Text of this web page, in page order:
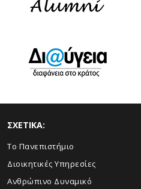
ΣΧΕΤΙΚΑ:
Το Πανεπιστήμιο
Διοικητικές Υπηρεσίες
Ανθρώπινο Δυναμικό